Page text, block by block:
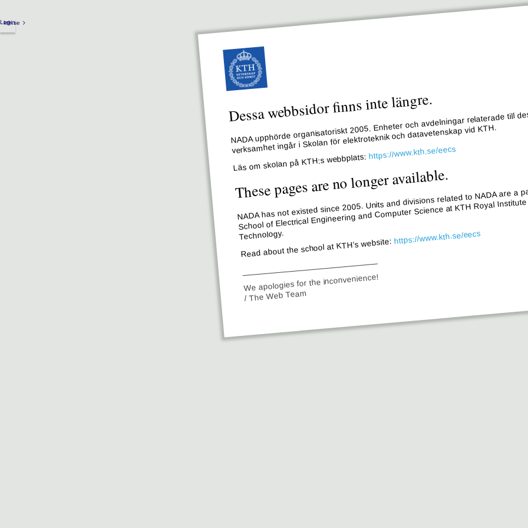
kth.se
Login
Dessa webbsidor finns inte längre.
NADA upphörde organisatoriskt 2005. Enheter och avdelningar relaterade till
verksamhet ingår i Skolan för elektroteknik och datavetenskap vid KTH.
Läs om skolan på KTH:s webbplats:https://www.kth.se/eecs
These pages are no longer available.
NADA has not existed since 2005. Units and divisions related to NADA are a
School of Electrical Engineering and Computer Science at KTH Royal
Technology.
Read about the school at KTH’s website:https://www.kth.se/eecs
We apologies for the inconvenience!
/ The Web Team